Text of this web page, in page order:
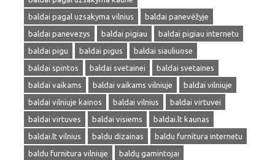
baldai pagal uzsakyma vilnius
baldai panevėžyje
baldai panevezys
baldai pigiau
baldai pigiau internetu
baldai pigu
baldai pigus
baldai siauliuose
baldai spintos
baldai svetainei
baldai svetaines
baldai vaikams
baldai vaikams vilniuje
baldai vilniuje
baldai vilniuje kainos
baldai vilnius
baldai virtuvei
baldai virtuves
baldai visiems
baldai.lt kaunas
baldai.lt vilnius
baldu dizainas
baldu furnitura internetu
baldu furnitura vilniuje
baldų gamintojai